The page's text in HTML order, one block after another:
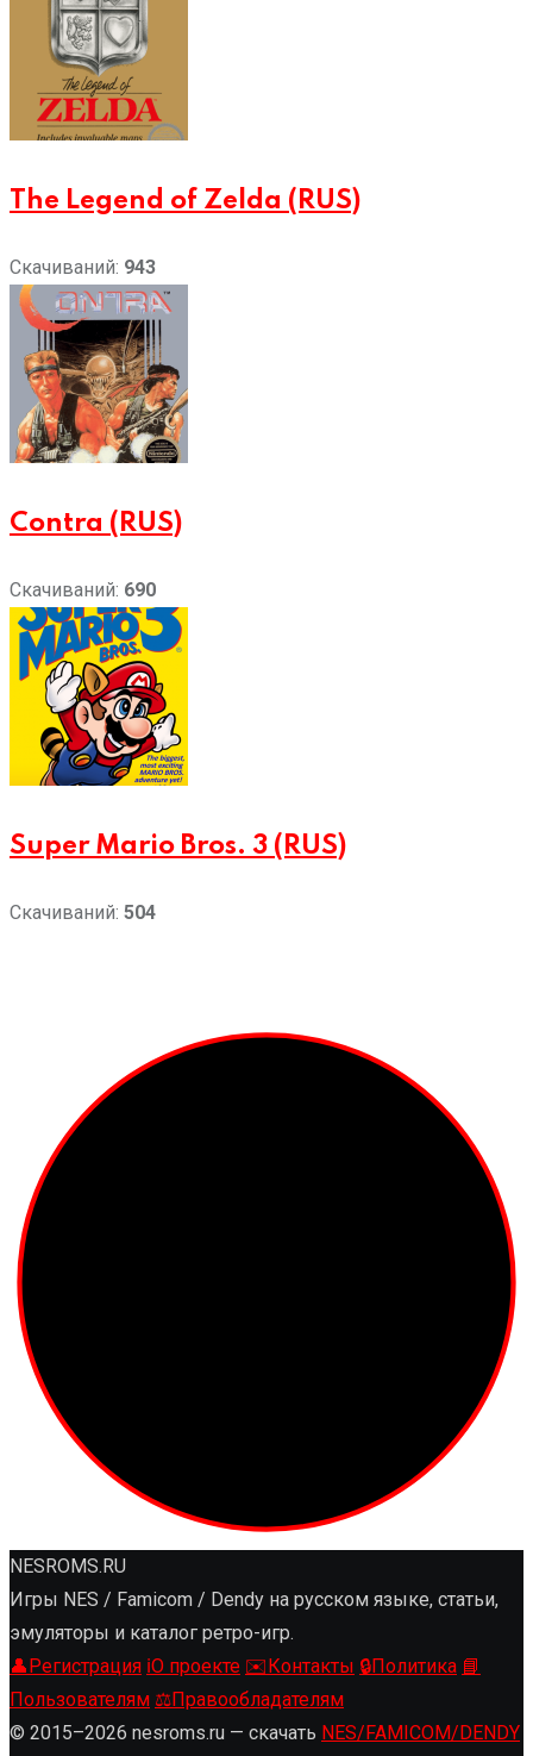
The Legend of Zelda (RUS)
Скачиваний: 943
Contra (RUS)
Скачиваний: 690
Super Mario Bros. 3 (RUS)
Скачиваний: 504
NESROMS.RU
Игры NES / Famicom / Dendy на русском языке, статьи,
эмуляторы и каталог ретро-игр.
👤Регистрация ℹ️О проекте ✉️Контакты 🔒Политика 📘
Пользователям ⚖️Правообладателям
© 2015–2026 nesroms.ru — скачать NES/FAMICOM/DENDY